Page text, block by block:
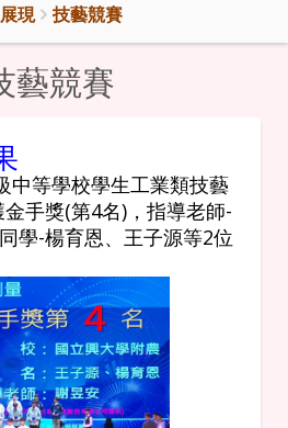
現 技藝競賽
藝競賽
中等學校學生工業類技藝
手獎(第4名)，指導老師-
學-楊育恩、王子源等2位